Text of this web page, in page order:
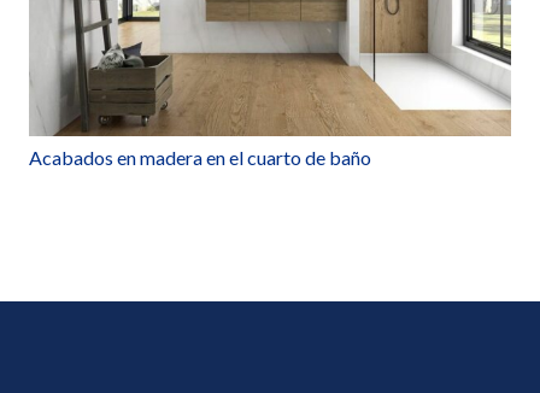
Acabados en madera en el cuarto de baño